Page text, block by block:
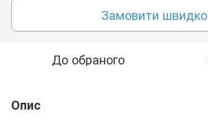
Замовити швидко
До обраного
Опис